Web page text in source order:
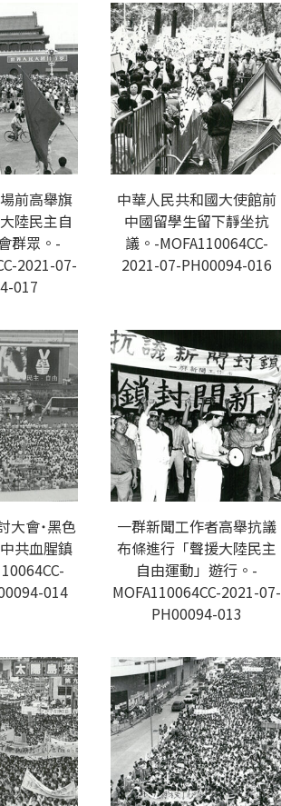
前高舉旗
陸民主自
群眾。-
2021-07-
017
中華人民共和國大使館前
中國留學生留下靜坐抗
議。-MOFA110064CC-
2021-07-PH00094-016
大會˙黑色
共血腥鎮
014
一群新聞工作者高舉抗議
布條進行「聲援大陸民主
自由運動」遊行。-
MOFA110064CC-2021-07-
PH00094-013